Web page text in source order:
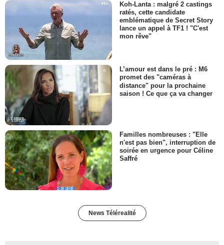
Koh-Lanta : malgré 2 castings
ratés, cette candidate
emblématique de Secret Story
lance un appel à TF1 ! "C'est
mon rêve"
L’amour est dans le pré : M6
promet des "caméras à
distance" pour la prochaine
saison ! Ce que ça va changer
Familles nombreuses : "Elle
n'est pas bien", interruption de
soirée en urgence pour Céline
Saffré
News Télérealité